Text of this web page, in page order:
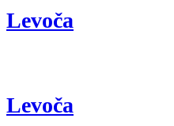
Levoča
Levoča